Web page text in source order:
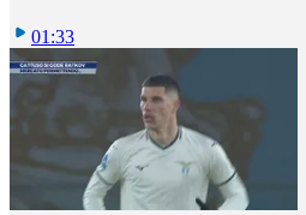
01:33